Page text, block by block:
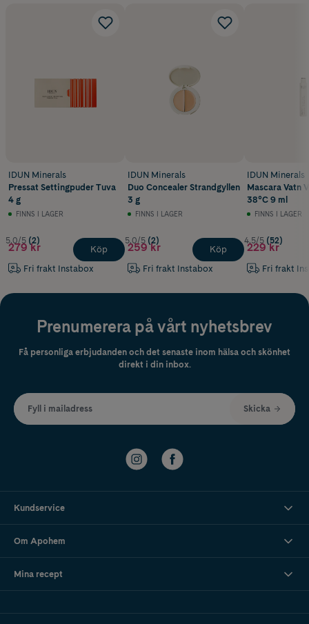
IDUN Minerals
Pressat Settingpuder Tuva
4 g
FINNS I LAGER
5.0/5 (2)
279 kr
Fri frakt Instabox
Köp
IDUN Minerals
Duo Concealer Strandgyllen
3 g
FINNS I LAGER
5.0/5 (2)
259 kr
Fri frakt Instabox
Köp
IDUN Minerals
Mascara Vatn
38°C 9 ml
FINNS I LAGER
4.5/5 (52)
229 kr
Fri frakt
Prenumerera på vårt nyhetsbrev
Få personliga erbjudanden och det senaste inom hälsa och skönhet
direkt i din inbox.
Fyll i mailadress Skicka
Kundservice
Om Apohem
Mina recept